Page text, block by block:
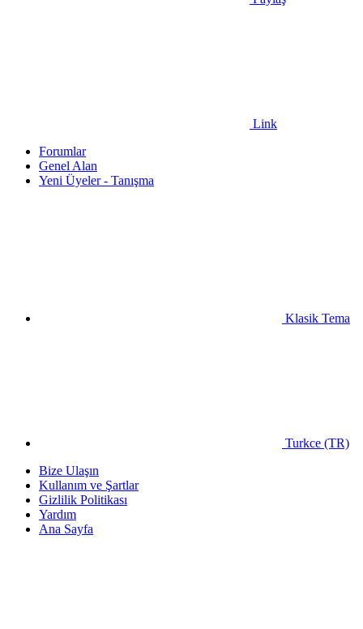
Link
Forumlar
Genel Alan
Yeni Üyeler - Tanışma
Klasik Tema
Turkce (TR)
Bize Ulaşın
Kullanım ve Şartlar
Gizlilik Politikası
Yardım
Ana Sayfa